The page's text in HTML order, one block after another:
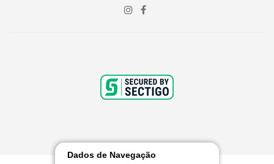
Dados de Navegação